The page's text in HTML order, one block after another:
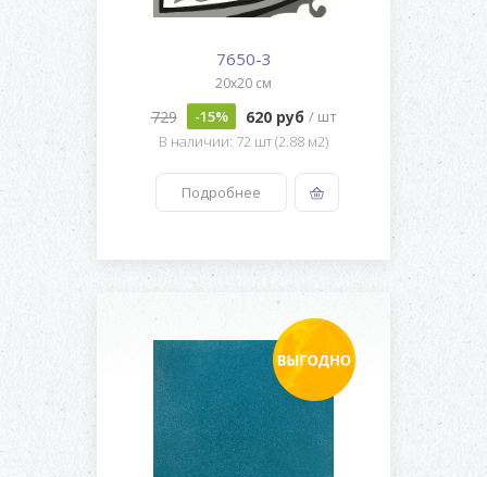
7650-3
20x20 см
729 -15% 620 руб / шт
В наличии: 72 шт (2.88 м2)
Подробнее